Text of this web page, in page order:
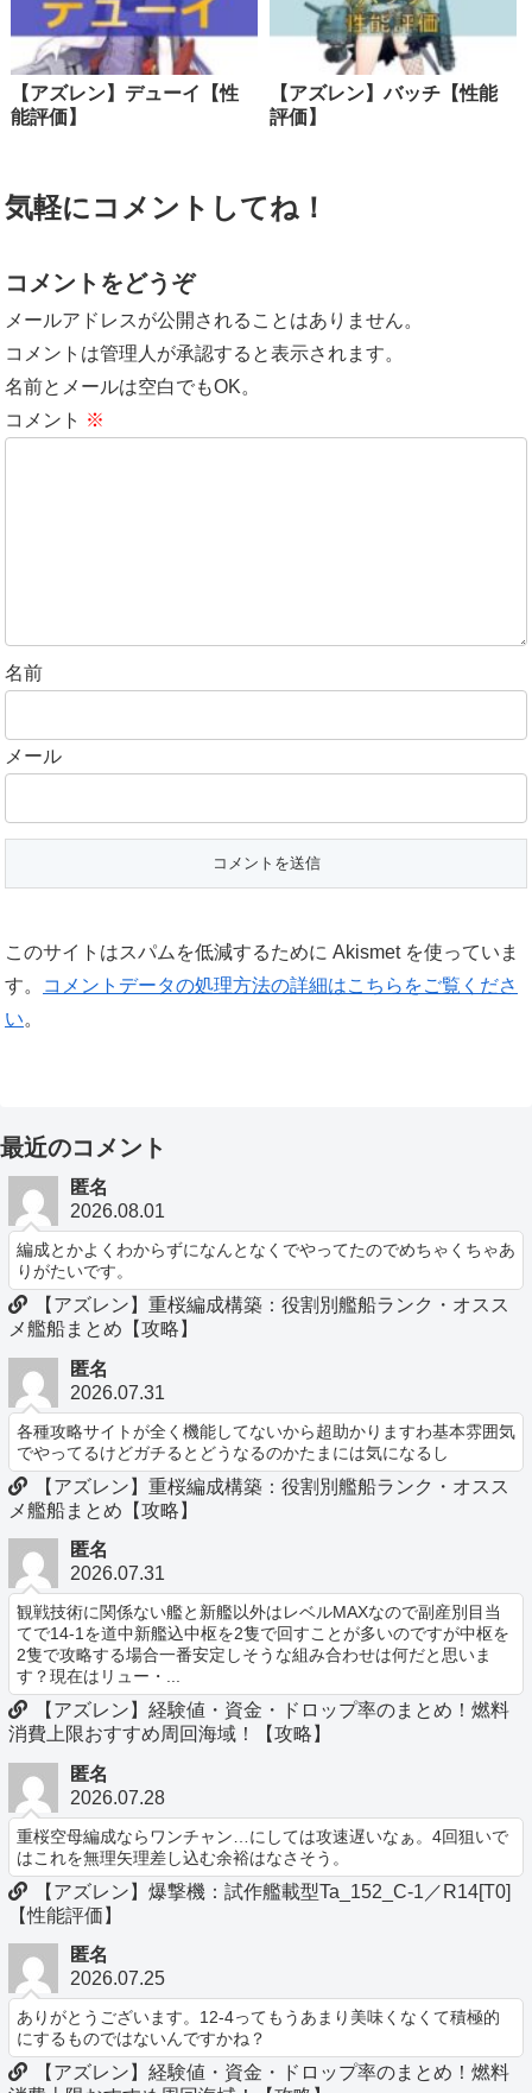
【アズレン】デューイ【性
能評価】
【アズレン】バッチ【性能
評価】
気軽にコメントしてね！
コメントをどうぞ
メールアドレスが公開されることはありません。
コメントは管理人が承認すると表示されます。
名前とメールは空白でもOK。
コメント ※
名前
メール
このサイトはスパムを低減するために Akismet を使っていま
す。
コメントデータの処理方法の詳細はこちらをご覧くださ
い。
最近のコメント
匿名
2026.08.01
編成とかよくわからずになんとなくでやってたのでめちゃくちゃあ
りがたいです。
【アズレン】重桜編成構築：役割別艦船ランク・オスス
メ艦船まとめ【攻略】
匿名
2026.07.31
各種攻略サイトが全く機能してないから超助かりますわ基本雰囲気
でやってるけどガチるとどうなるのかたまには気になるし
【アズレン】重桜編成構築：役割別艦船ランク・オスス
メ艦船まとめ【攻略】
匿名
2026.07.31
観戦技術に関係ない艦と新艦以外はレベルMAXなので副産別目当
てで14-1を道中新艦込中枢を2隻で回すことが多いのですが中枢を
2隻で攻略する場合一番安定しそうな組み合わせは何だと思いま
す？現在はリュー・...
【アズレン】経験値・資金・ドロップ率のまとめ！燃料
消費上限おすすめ周回海域！【攻略】
匿名
2026.07.28
重桜空母編成ならワンチャン…にしては攻速遅いなぁ。4回狙いで
はこれを無理矢理差し込む余裕はなさそう。
【アズレン】爆撃機：試作艦載型Ta_152_C-1／R14[T0]
【性能評価】
匿名
2026.07.25
ありがとうございます。12-4ってもうあまり美味くなくて積極的
にするものではないんですかね？
【アズレン】経験値・資金・ドロップ率のまとめ！燃料